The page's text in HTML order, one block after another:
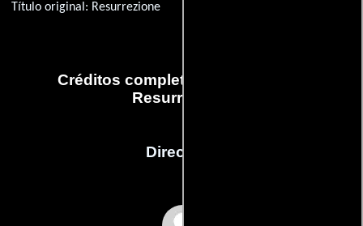
Título original: Resurrezione
Créditos completos de la película
Resurrezione
Dirección